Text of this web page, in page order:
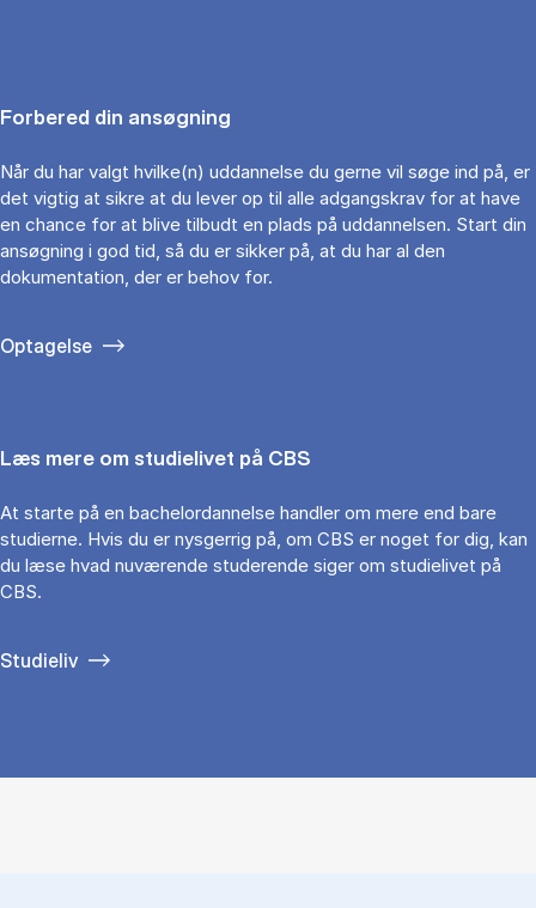
Forbered din ansøgning
Når du har valgt hvilke(n) uddannelse du gerne vil søge ind på, er
det vigtig at sikre at du lever op til alle adgangskrav for at have
en chance for at blive tilbudt en plads på uddannelsen. Start din
ansøgning i god tid, så du er sikker på, at du har al den
dokumentation, der er behov for.
Optagelse
Læs mere om studielivet på CBS
At starte på en bachelordannelse handler om mere end bare
studierne. Hvis du er nysgerrig på, om CBS er noget for dig, kan
du læse hvad nuværende studerende siger om studielivet på
CBS.
Studieliv